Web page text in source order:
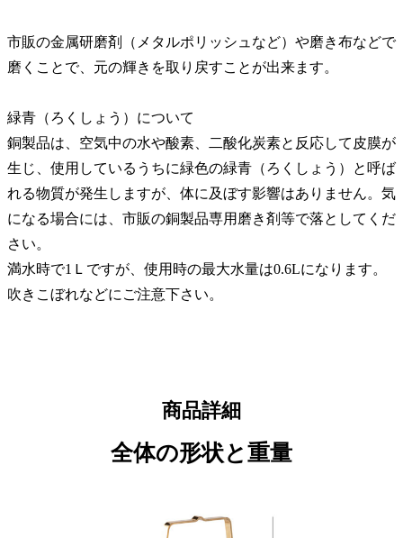
市販の金属研磨剤（メタルポリッシュなど）や磨き布などで
磨くことで、元の輝きを取り戻すことが出来ます。
緑青（ろくしょう）について
銅製品は、空気中の水や酸素、二酸化炭素と反応して皮膜が
生じ、使用しているうちに緑色の緑青（ろくしょう）と呼ば
れる物質が発生しますが、体に及ぼす影響はありません。気
になる場合には、市販の銅製品専用磨き剤等で落としてくだ
さい。
満水時で1Ｌですが、使用時の最大水量は0.6Lになります。
吹きこぼれなどにご注意下さい。
商品詳細
全体の形状と重量